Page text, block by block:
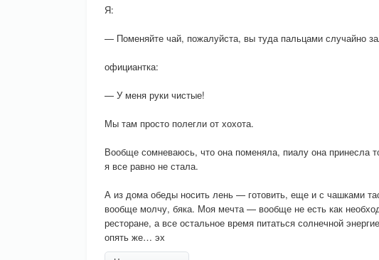
Я:
— Поменяйте чай, пожалуйста, вы туда пальцами случайно
официантка:
— У меня руки чистые!
Мы там просто полегли от хохота.
Вообще сомневаюсь, что она поменяла, пиалу она принесла
я все равно не стала.
А из дома обеды носить лень — готовить, еще и с чашками
вообще молчу, бяка. Моя мечта — вообще не есть как
ресторане, а все остальное время питаться солнечной
опять же… эх